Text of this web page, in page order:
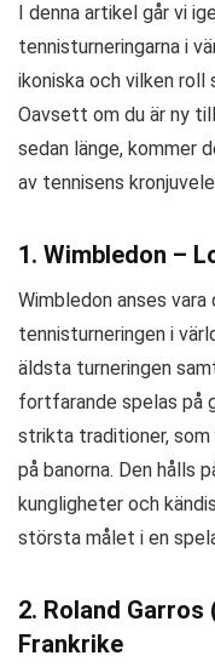
I denna artikel går vi
tennisturneringarna i
ikoniska och vilken
Oavsett om du är ny
sedan länge, kommer
av tennisens
1. Wimbledon –
Wimbledon anses
tennisturneringen i
äldsta turneringen
fortfarande spelas på
strikta traditioner, som
på banorna. Den hålls
kungligheter och
största målet i en
2. Roland Garros
Frankrike